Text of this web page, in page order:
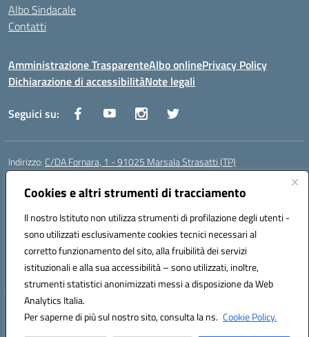
Cookies e altri strumenti di tracciamento
Il nostro Istituto non utilizza strumenti di profilazione degli utenti -
sono utilizzati esclusivamente cookies tecnici necessari al
corretto funzionamento del sito, alla fruibilità dei servizi
istituzionali e alla sua accessibilità – sono utilizzati, inoltre,
strumenti statistici anonimizzati messi a disposizione da Web
Analytics Italia.
Per saperne di più sul nostro sito, consulta la ns. Cookie Policy.
Albo Sindacale
Contatti
Amministrazione TrasparenteAlbo onlinePrivacy Policy
Dichiarazione di accessibilitàNote legali
Seguici su:
Indirizzo: C/DA Fornara, 1 - 91025 Marsala Strasatti (TP)
Centralino:
Posta elettronica certificata (PEC):tpic81600v@pec.istruzione.it
Codice fiscale: 82006360810
Codice meccanografico:TPIC81600V
Codice Indice delle Pubbliche Amministrazioni (IPA): istsc_tpic81600v
Codice unico di fatturazione (CUF): UFODYY
Hosting & Powered by 3D Solution S.r.l.
Concept & Design by Designers Italia